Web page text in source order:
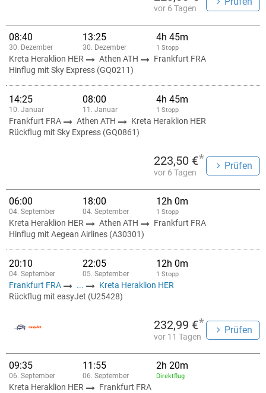
vor 6 Tagen
08:40
30. Dezember
13:25
30. Dezember
4h 45m
1 Stopp
Kreta Heraklion HER Athen ATH
Frankfurt FRA
Hinflug mit Sky Express (GQ0211)
14:25
10. Januar
08:00
11. Januar
4h 45m
1 Stopp
Frankfurt FRA Athen ATH
Kreta Heraklion HER
Rückflug mit Sky Express (GQ0861)
223,50 €*
vor 6 Tagen
Prüfen
06:00
04. September
18:00
04. September
12h 0m
1 Stopp
Kreta Heraklion HER Athen ATH
Frankfurt FRA
Hinflug mit Aegean Airlines (A30301)
20:10
04. September
22:05
05. September
12h 0m
1 Stopp
Frankfurt FRA ...
Kreta Heraklion HER
Rückflug mit easyJet (U25428)
232,99 €*
vor 11 Tagen
Prüfen
09:35
06. September
11:55
06. September
2h 20m
Direktflug
Kreta Heraklion HER
Frankfurt FRA